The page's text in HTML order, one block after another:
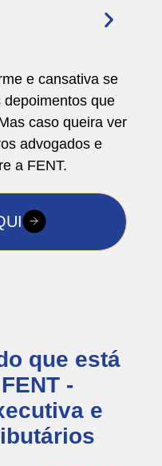
e cansativa se
que
caso queira ver
advogados e
a FENT.
que está
-
e